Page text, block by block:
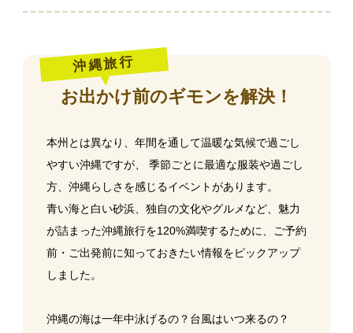
沖縄旅行
お出かけ前のギモンを解決！
本州とは異なり、年間を通して温暖な気候で過ごし
やすい沖縄ですが、
季節ごとに最適な服装や過ごし
方、沖縄らしさを感じるイベントがあります。
青い海と白い砂浜、独自の文化やグルメなど、魅力
が詰まった沖縄旅行を120%満喫するために、
ご予約
前・ご出発前に知っておきたい情報をピックアップ
しました。
沖縄の海は一年中泳げるの？台風はいつ来るの？